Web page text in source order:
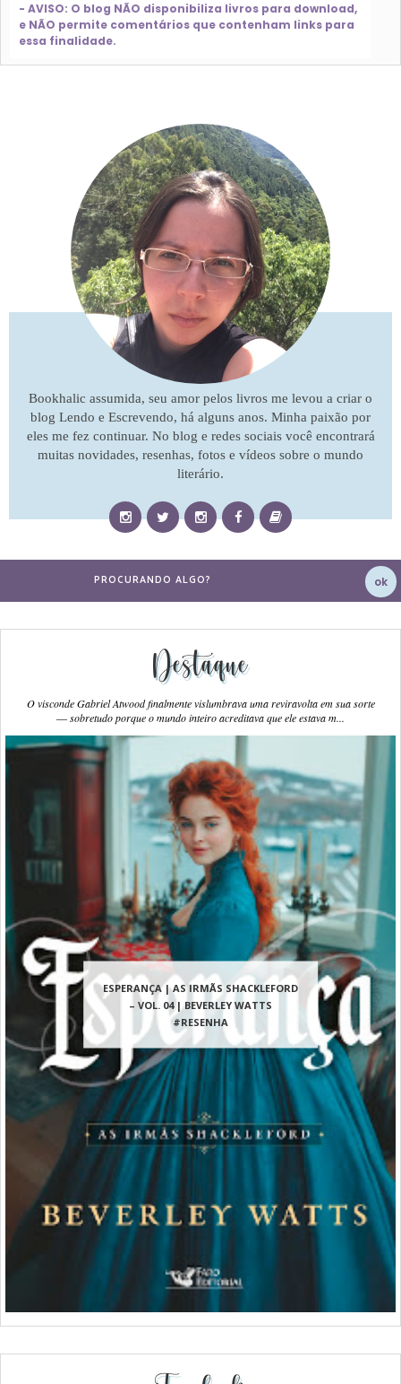
- AVISO: O blog NÃO disponibiliza livros para download,
e NÃO permite comentários que contenham links para
essa finalidade.
Bookhalic assumida, seu amor pelos livros me levou a criar o
blog Lendo e Escrevendo, há alguns anos. Minha paixão por
eles me fez continuar. No blog e redes sociais você encontrará
muitas novidades, resenhas, fotos e vídeos sobre o mundo
literário.
Destaque
ESPERANÇA | AS IRMÃS SHACKLEFORD
– VOL. 04 | BEVERLEY WATTS
#RESENHA
O visconde Gabriel Atwood finalmente vislumbrava uma reviravolta em sua sorte
― sobretudo porque o mundo inteiro acreditava que ele estava m...